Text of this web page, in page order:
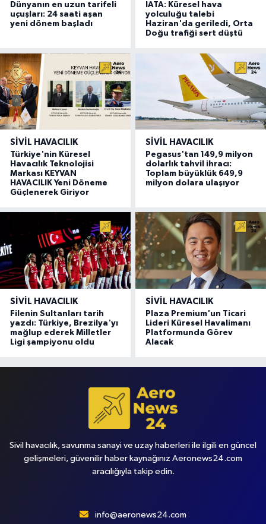
Dünyanın en uzun tarifeli
uçuşları: 24 saati aşan
yeni dönem başladı
IATA: Küresel hava
yolculuğu talebi
Haziran'da geriledi, Orta
Doğu trafiği sert düştü
SIVIL HAVACILIK
Türkiye'nin Küresel
Havacılık Teknolojisi
Markası KEYVAN
HAVACILIK Yeni Döneme
Güçlenerek Giriyor
SIVIL HAVACILIK
Pegasus'tan 149,9 milyon
dolarlık tahvil ihracı:
Toplam büyüklük 649,9
milyon dolara ulaşıyor
SIVIL HAVACILIK
Filenin Sultanları tarih
yazdı: Türkiye, Brezilya'yı
mağlup ederek Milletler
Ligi şampiyonu oldu
SIVIL HAVACILIK
Plaza Premium'un Ticari
Lideri Küresel Havalimanı
Platformunda Görev
Alacak
Sivil havacılık, savunma sanayi ve uzay haberleri ile ilgili en güncel
gelişmeleri, güvenilir haber kaynağınız Aeronews24.com
aracılığıyla takip edin.
info@aeronews24.com